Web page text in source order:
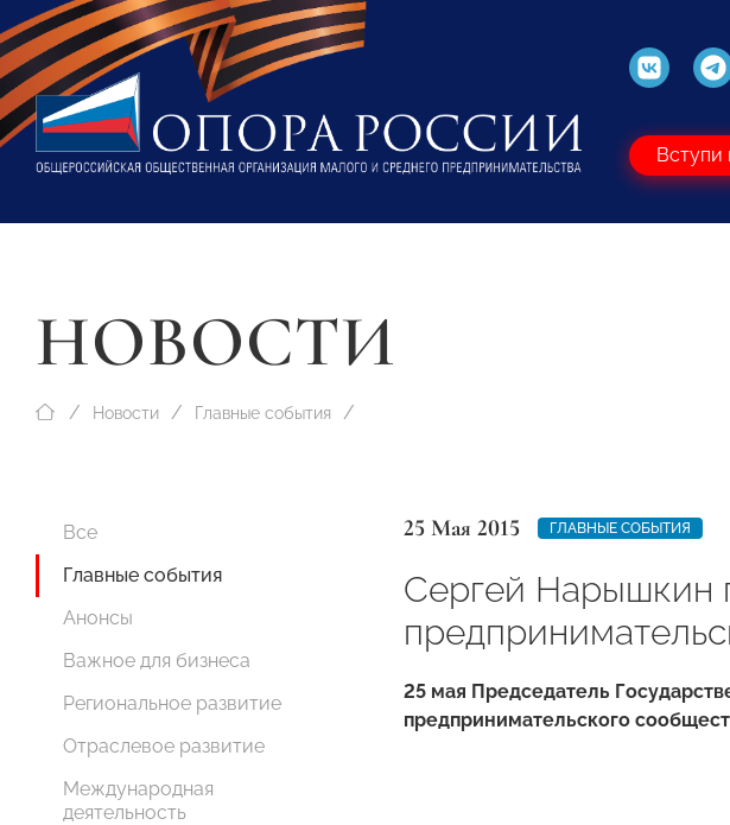
НОВОСТИ
Новости Главные события
Все
Главные события
Анонсы
Важное для бизнеса
Региональное развитие
Отраслевое развитие
Международная
деятельность
25 Мая 2015 ГЛАВНЫЕ СОБЫТИЯ
Сергей Нарышкин
25 мая Председатель
предпринимательского